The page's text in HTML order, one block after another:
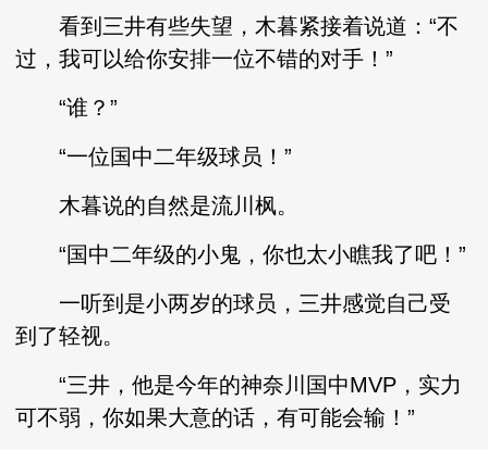
看到三井有些失望，木暮紧接着说道：“不
过，我可以给你安排一位不错的对手！”
“谁？”
“一位国中二年级球员！”
木暮说的自然是流川枫。
“国中二年级的小鬼，你也太小瞧我了吧！”
一听到是小两岁的球员，三井感觉自己受
到了轻视。
“三井，他是今年的神奈川国中MVP，实力
可不弱，你如果大意的话，有可能会输！”